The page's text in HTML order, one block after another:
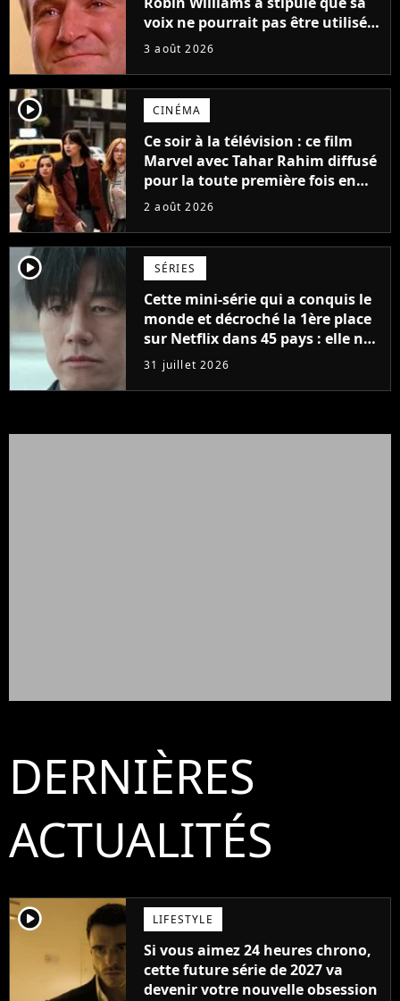
voix ne pourrait pas être utilisée
avant 2039, pourtant Disney
inédits
3 août 2026
player2 CINÉMA
Ce soir à la télévision : ce film
Marvel avec Tahar Rahim diffusé
pour la toute première fois en
France
2 août 2026
player2 SÉRIES
Cette mini-série qui a conquis le
monde et décroché la 1ère place
sur Netflix dans 45 pays : elle ne
compte que 10 épisodes et c'est
un phénomène mondial
31 juillet 2026
DERNIÈRES
ACTUALITÉS
player2 LIFESTYLE
Si vous aimez 24 heures chrono,
cette future série de 2027 va
devenir votre nouvelle obsession